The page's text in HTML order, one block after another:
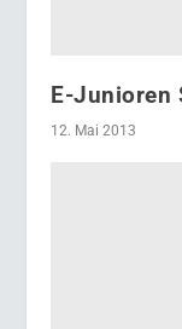
E-Junioren
12. Mai 2013